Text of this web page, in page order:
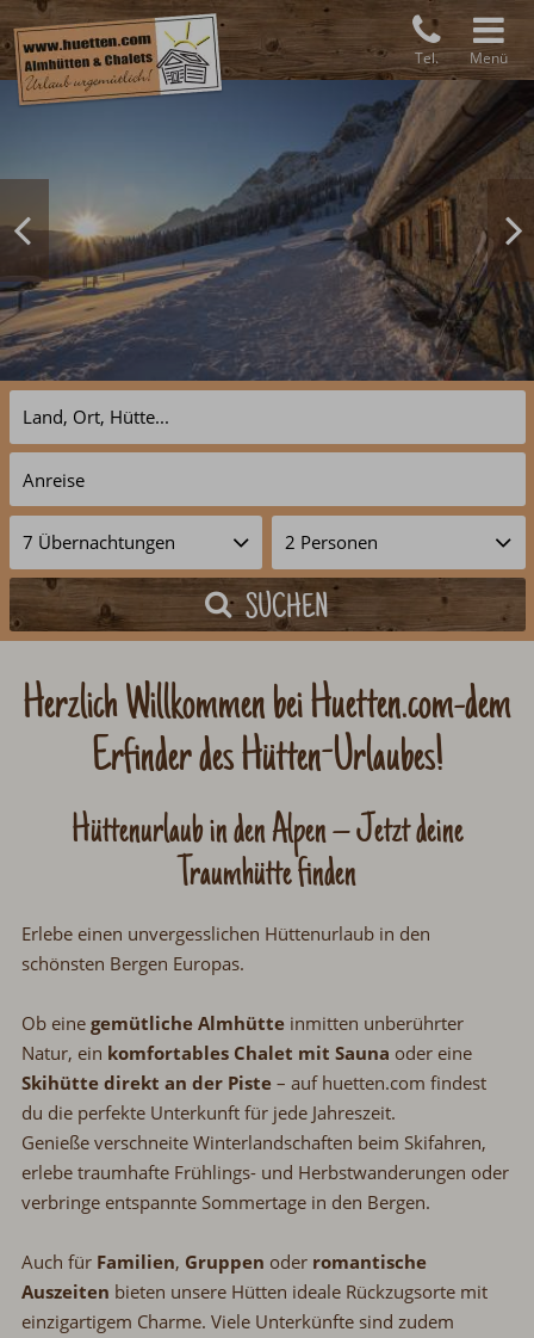
Tel. Menü
SUCHEN
Herzlich Willkommen bei Huetten.com-dem
Erfinder des Hütten-Urlaubes!
Hüttenurlaub in den Alpen–Jetzt deine
Traumhütte finden
Erlebe einen unvergesslichen Hüttenurlaub in den
schönsten Bergen Europas.
Ob einegemütliche Almhütte inmitten unberührter
Natur, ein komfortables Chalet mit Sauna oder eine
Skihütte direkt an der Piste – auf huetten.com findest
du die perfekte Unterkunft für jede Jahreszeit.
Genieße verschneite Winterlandschaften beim Skifahren,
erlebe traumhafte Frühlings- und Herbstwanderungen oder
verbringe entspannte Sommertage in den Bergen.
Auch für Familien, Gruppen oder romantische
Auszeiten bieten unsere Hütten ideale Rückzugsorte mit
einzigartigem Charme. Viele Unterkünfte sind zudem